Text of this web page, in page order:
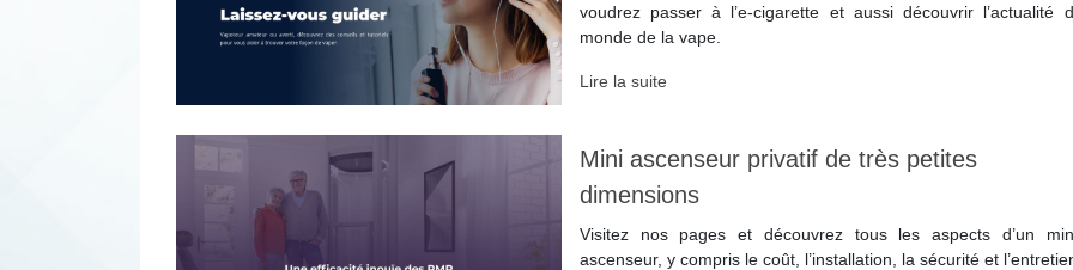
voudrez passer à l’e-cigarette et aussi découvrir l’actualité
monde de la vape.
Lire la suite
Mini ascenseur privatif de très petites
dimensions
Visitez nos pages et découvrez tous les aspects d’un
ascenseur, y compris le coût, l’installation, la sécurité et